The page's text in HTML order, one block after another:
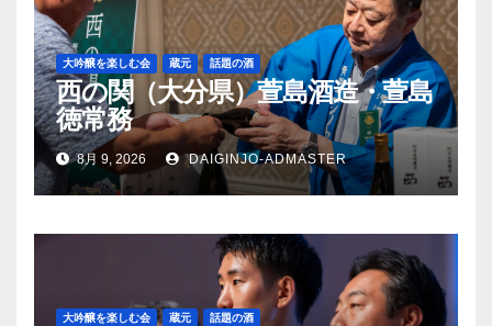
大吟醸を楽しむ会 蔵元 話題の酒
西の関（大分県）萱島酒造・萱島
徳常務
8月 9, 2026 DAIGINJO-ADMASTER
大吟醸を楽しむ会 蔵元 話題の酒